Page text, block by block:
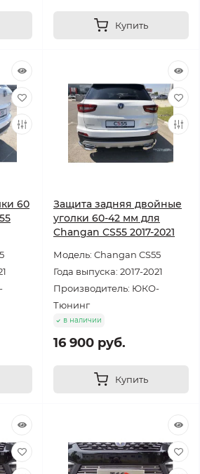
Купить
60
Защита задняя двойные
уголки 60-42 мм для
Changan CS55 2017-2021
Модель: Changan CS55
Года выпуска: 2017-2021
Производитель: ЮКО-
Тюнинг
в наличии
16 900 руб.
Купить